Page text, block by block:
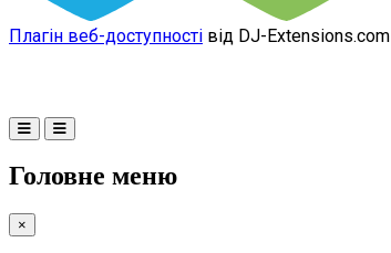
Плагін веб-доступності від DJ-Extensions.com
Головне меню
×